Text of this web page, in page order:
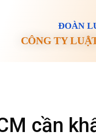
ĐOÀN
CÔNG TY
cần